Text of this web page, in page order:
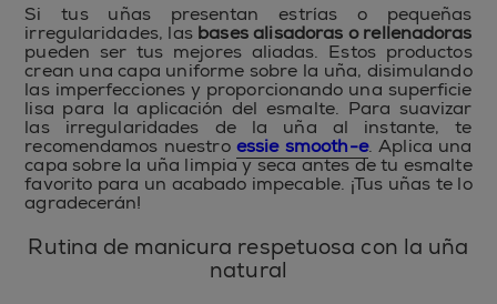
Si tus uñas presentan estrías o pequeñas
irregularidades, las bases alisadoras o rellenadoras
pueden ser tus mejores aliadas. Estos productos
crean una capa uniforme sobre la uña, disimulando
las imperfecciones y proporcionando una superficie
lisa para la aplicación del esmalte. Para suavizar
las irregularidades de la uña al instante, te
recomendamos nuestroessie smooth-e. Aplica una
capa sobre la uña limpia y seca antes de tu esmalte
favorito para un acabado impecable. ¡Tus uñas te lo
agradecerán!
Rutina de manicura respetuosa con la uña
natural